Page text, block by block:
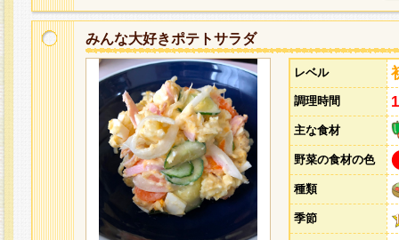
みんな大好きポテトサラダ
レベル
調理時間
主な食材
野菜の食材の色
種類
季節